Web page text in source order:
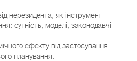
нерезидента, як інструмент
сутність, моделі, законодавчі
ефекту від застосування
планування.